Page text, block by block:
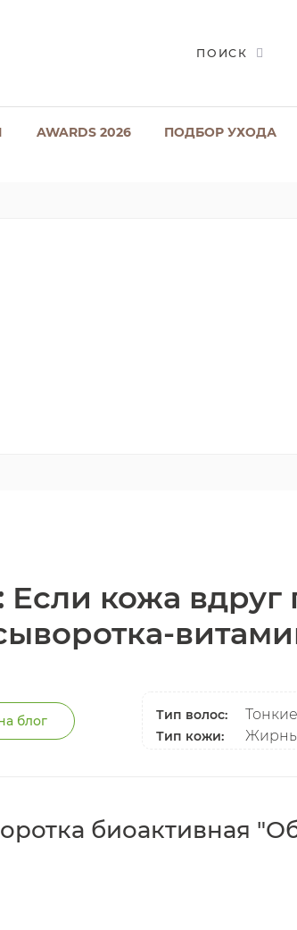
ПОИСК
AWARDS 2026 ПОДБОР УХОДА
Если кожа вдруг
блог Тип волос:
Тип кожи:
биоактивная